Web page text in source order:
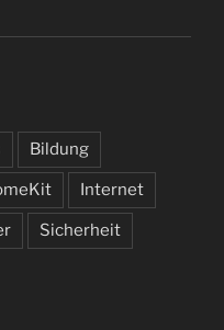
Bildung
Internet
Sicherheit